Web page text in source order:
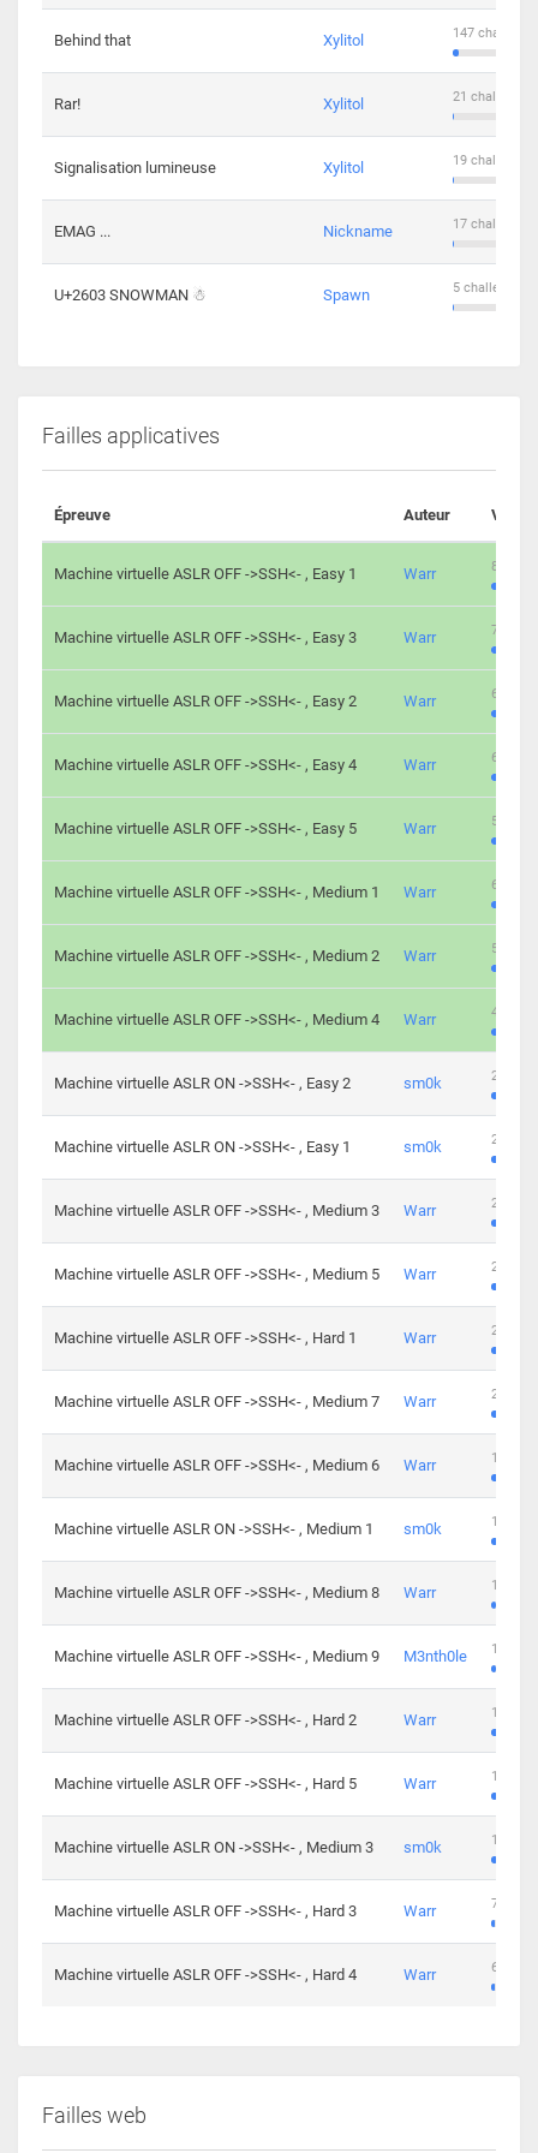
Behind that Xylitol 147
Rar! Xylitol 21
Signalisation lumineuse Xylitol 19
EMAG ... Nickname 17
U+2603 SNOWMAN ☃ Spawn 5 challengers
Failles applicatives
Épreuve Auteur
Machine virtuelle ASLR OFF ->SSH<- , Easy 1 Warr 801
Machine virtuelle ASLR OFF ->SSH<- , Easy 3 Warr 746
Machine virtuelle ASLR OFF ->SSH<- , Easy 2 Warr 681
Machine virtuelle ASLR OFF ->SSH<- , Easy 4 Warr 645
Machine virtuelle ASLR OFF ->SSH<- , Easy 5 Warr 561
Machine virtuelle ASLR OFF ->SSH<- , Medium 1 Warr 605
Machine virtuelle ASLR OFF ->SSH<- , Medium 2 Warr 509
Machine virtuelle ASLR OFF ->SSH<- , Medium 4 Warr 413
Machine virtuelle ASLR ON ->SSH<- , Easy 2 sm0k 247
Machine virtuelle ASLR ON ->SSH<- , Easy 1 sm0k 219
Machine virtuelle ASLR OFF ->SSH<- , Medium 3 Warr 280
Machine virtuelle ASLR OFF ->SSH<- , Medium 5 Warr 265
Machine virtuelle ASLR OFF ->SSH<- , Hard 1 Warr 224
Machine virtuelle ASLR OFF ->SSH<- , Medium 7 Warr 230
Machine virtuelle ASLR OFF ->SSH<- , Medium 6 Warr 168
Machine virtuelle ASLR ON ->SSH<- , Medium 1 sm0k 139
Machine virtuelle ASLR OFF ->SSH<- , Medium 8 Warr 112
Machine virtuelle ASLR OFF ->SSH<- , Medium 9 M3nth0le 100
Machine virtuelle ASLR OFF ->SSH<- , Hard 2 Warr 176
Machine virtuelle ASLR OFF ->SSH<- , Hard 5 Warr 115
Machine virtuelle ASLR ON ->SSH<- , Medium 3 sm0k 115
Machine virtuelle ASLR OFF ->SSH<- , Hard 3 Warr 76
Machine virtuelle ASLR OFF ->SSH<- , Hard 4 Warr 63
Failles web